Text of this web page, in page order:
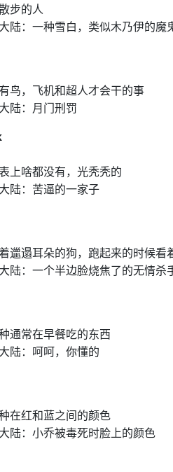
步的人
陆：一种雪白，类似木乃伊的
鸟，飞机和超人才会干的事
陆：月门刑罚
上啥都没有，光秃秃的
陆：苦逼的一家子
邋遢耳朵的狗，跑起来的时候看
陆：一个半边脸烧焦了的无情杀
通常在早餐吃的东西
陆：呵呵，你懂的
在红和蓝之间的颜色
陆：小乔被毒死时脸上的颜色